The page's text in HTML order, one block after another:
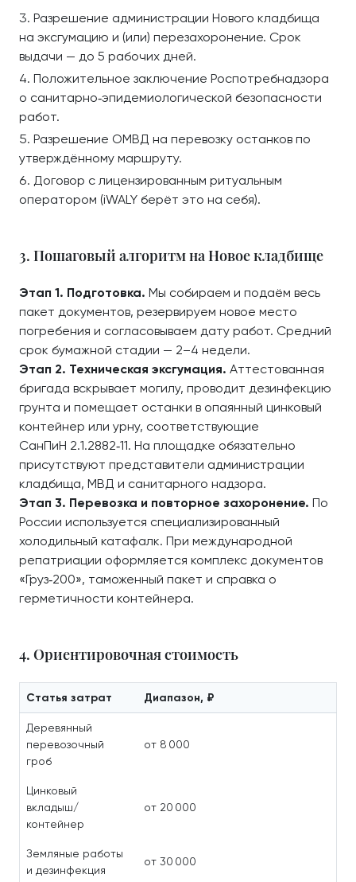
Разрешение администрации Нового кладбища
на эксгумацию и (или) перезахоронение. Срок
выдачи — до 5 рабочих дней.
Положительное заключение Роспотребнадзора
о санитарно‑эпидемиологической безопасности
работ.
Разрешение ОМВД на перевозку останков по
утверждённому маршруту.
Договор с лицензированным ритуальным
оператором (iWALY берёт это на себя).
3. Пошаговый алгоритм на Новое кладбище
Этап 1. Подготовка. Мы собираем и подаём весь
пакет документов, резервируем новое место
погребения и согласовываем дату работ. Средний
срок бумажной стадии — 2–4 недели.
Этап 2. Техническая эксгумация. Аттестованная
бригада вскрывает могилу, проводит дезинфекцию
грунта и помещает останки в опаянный цинковый
контейнер или урну, соответствующие
СанПиН 2.1.2882‑11. На площадке обязательно
присутствуют представители администрации
кладбища, МВД и санитарного надзора.
Этап 3. Перевозка и повторное захоронение. По
России используется специализированный
холодильный катафалк. При международной
репатриации оформляется комплекс документов
«Груз‑200», таможенный пакет и справка о
герметичности контейнера.
4. Ориентировочная стоимость
Статья затрат Диапазон, ₽
Деревянный
перевозочный
гроб
от 8 000
Цинковый
вкладыш/
контейнер
от 20 000
Земляные работы
и дезинфекция
от 30 000